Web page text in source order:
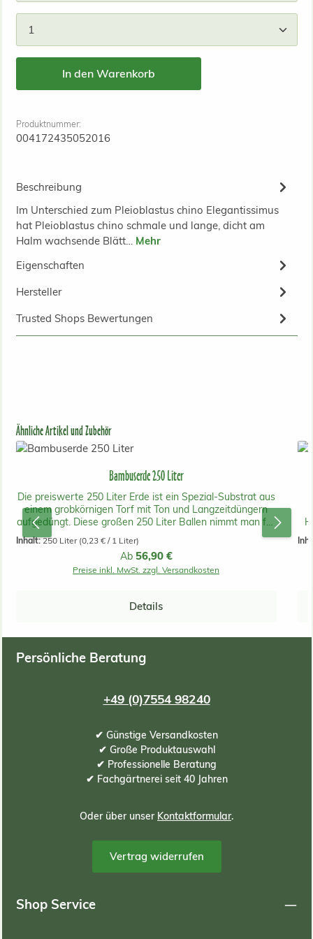
In den Warenkorb
Produktnummer:
004172435052016
Beschreibung
Im Unterschied zum Pleioblastus chino Elegantissimus
hat Pleioblastus chino schmale und lange, dicht am
Halm wachsende Blätt… Mehr
Eigenschaften
Hersteller
Trusted Shops Bewertungen
Produktgalerie überspringen
Ähnliche Artikel und Zubehör
Bambuserde 250 Liter
Die preiswerte 250 Liter Erde ist ein Spezial-Substrat aus
einem grobkörnigen Torf mit Ton und Langzeitdüngern
aufgedüngt. Diese großen 250 Liter Ballen nimmt man für
die Einmischung in Pflanzungen im Freiland, in
Pflanzgruben innerhalb der Rhizomsperre oder in sehr
großen Pflanzcontainern. Sie sollten auch noch Kompost
oder Landerde/Humus unter die Bambuserde mischen
bei unseren Anzuchten gemacht. Dieses Bambus-
Gesichtspunkte in einem Torfwerk im Baltikum gemischt.
Volumen gibt es bei dieser Spezialerde eine
Inhalt:250 Liter (0,23 € / 1 Liter)
Regulärer Preis:
Ab 56,90 €
Preise inkl. MwSt. zzgl. Versandkosten
Details
Persönliche Beratung
+49 (0)7554 98240
✔ Günstige Versandkosten
✔ Große Produktauswahl
✔ Professionelle Beratung
✔ Fachgärtnerei seit 40 Jahren
Oder über unser Kontaktformular.
Vertrag widerrufen
Shop Service